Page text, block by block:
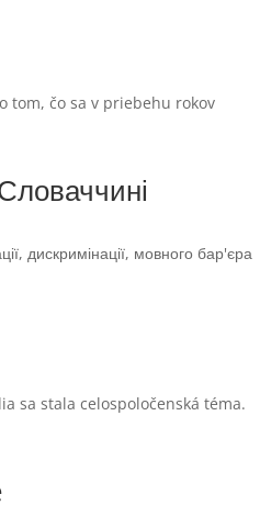
tom, čo sa v priebehu rokov
дискримінації, мовного бар'єра
sa stala celospoločenská téma.